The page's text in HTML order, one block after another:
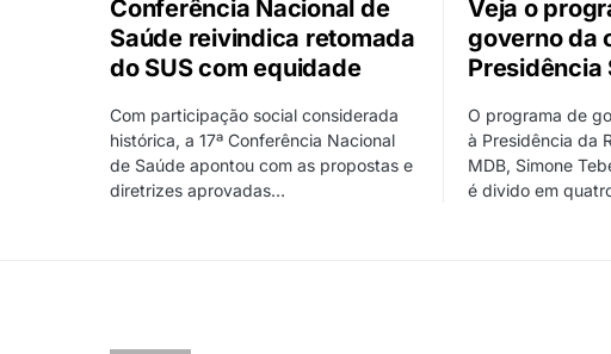
Conferência Nacional de
Saúde reivindica retomada
do SUS com equidade
Com participação social considerada
histórica, a 17ª Conferência Nacional
de Saúde apontou com as propostas e
diretrizes aprovadas…
Veja o
governo da
Presidência
O programa de
à Presidência da
MDB, Simone
é divido em